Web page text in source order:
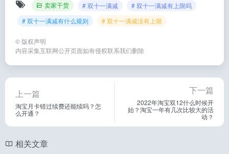
卖家干货 # 双十一满减
# 双十一满减有上限吗
# 双十一满减有什么规则
# 双十一满减没有上限
© 版权声明
内容采集互联网公开页面如有侵权联系我们删除
上一篇
淘宝月卡错过续费还能续吗？怎
么开通？
下一篇
2022年淘宝双12什么时候开
始？淘宝一年有几次比较大的活
动？
相关文章